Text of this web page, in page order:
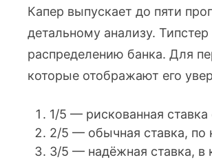
Капер выпускает до пяти
детальному анализу.
распределению банка. Для
которые отображают его
1/5 — рискованная
2/5 — обычная ставка, по
3/5 — надёжная ставка, в